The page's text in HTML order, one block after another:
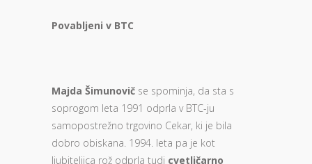
Povabljeni v BTC
Majda Šimunovič se spominja, da sta s
soprogom leta 1991 odprla v BTC-ju
samopostrežno trgovino Cekar, ki je bila
dobro obiskana. 1994. leta pa je kot
ljubiteljica rož odprla tudi cvetličarno